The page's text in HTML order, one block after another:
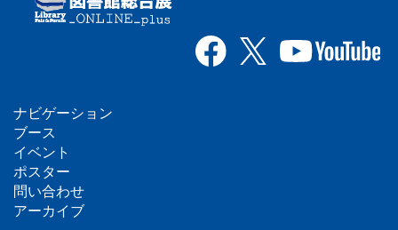
フ
ッ
タ
ナビゲーション
ブース
イベント
ポスター
問い合わせ
アーカイブ